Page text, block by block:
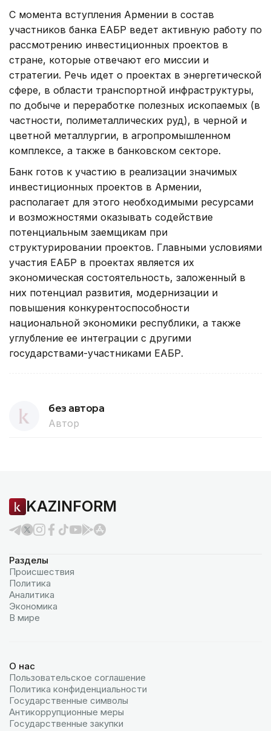
С момента вступления Армении в состав
участников банка ЕАБР ведет активную работу по
рассмотрению инвестиционных проектов в
стране, которые отвечают его миссии и
стратегии. Речь идет о проектах в энергетической
сфере, в области транспортной инфраструктуры,
по добыче и переработке полезных ископаемых (в
частности, полиметаллических руд), в черной и
цветной металлургии, в агропромышленном
комплексе, а также в банковском секторе.
Банк готов к участию в реализации значимых
инвестиционных проектов в Армении,
располагает для этого необходимыми ресурсами
и возможностями оказывать содействие
потенциальным заемщикам при
структурировании проектов. Главными условиями
участия ЕАБР в проектах является их
экономическая состоятельность, заложенный в
них потенциал развития, модернизации и
повышения конкурентоспособности
национальной экономики республики, а также
углубление ее интеграции с другими
государствами-участниками ЕАБР.
без автора
Автор
KAZINFORM
Разделы
Происшествия
Политика
Аналитика
Экономика
В мире
О нас
Пользовательское соглашение
Политика конфиденциальности
Государственные символы
Антикоррупционные меры
Государственные закупки